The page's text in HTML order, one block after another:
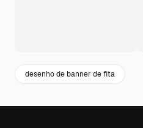
desenho de banner de fita